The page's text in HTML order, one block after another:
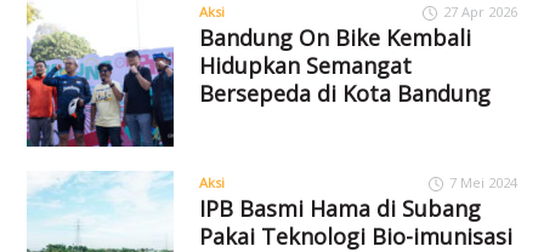
Aksi 27 Apr 2026
Bandung On Bike Kembali
Hidupkan Semangat
Bersepeda di Kota Bandung
Aksi 7 Mei 2024
IPB Basmi Hama di Subang
Pakai Teknologi Bio-imunisasi